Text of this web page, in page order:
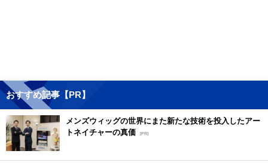
おすすめ記事【PR】
メンズウィッグの世界にまた新たな技術を投入したアー
トネイチャーの真価 [PR]